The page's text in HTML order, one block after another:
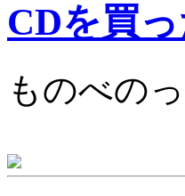
CDを買
ものべの